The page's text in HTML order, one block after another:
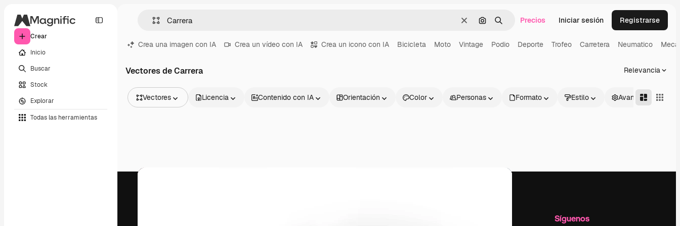
Crear
Inicio
Buscar
Stock
Explorar
Todas las herramientas
BorrarBuscar por imagen
BuscarPrecios Iniciar sesión Registrarse
Crea una imagen con IA Crea un vídeo con IA Crea un icono con IA Bicicleta Moto Vintage Podio Deporte Trofeo Carretera Neumatico
Vectores de Carrera Relevancia
Vectores
Vídeos
Licencia Contenido con IA Orientación Color Personas Formato Estilo Avanzado
Síguenos